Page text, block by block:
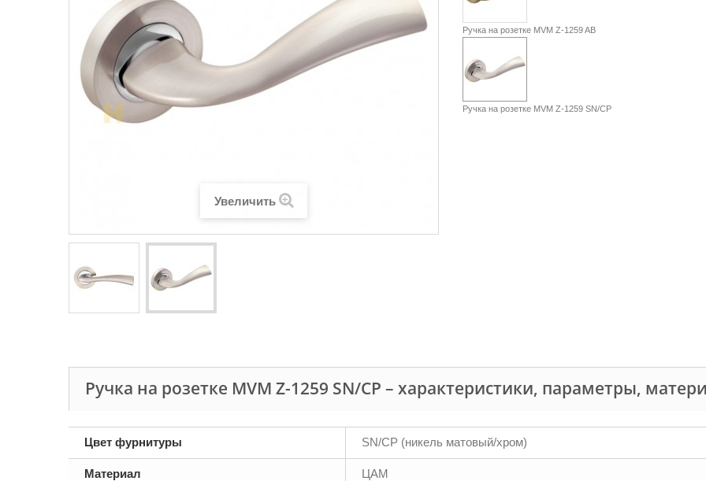
Увеличить
Ручка на розетке MVM Z-1259 AB
Ручка на розетке MVM Z-1259 SN/CР
Ручка на розетке MVM Z-1259 SN/CР – характеристики, параметры,
Цвет фурнитуры SN/CP (никель матовый/хром)
Материал ЦАМ